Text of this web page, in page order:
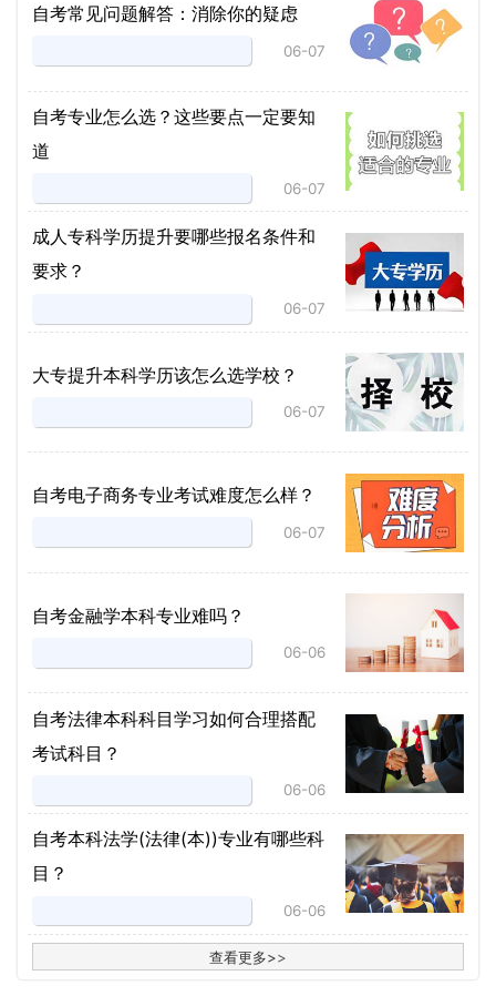
自考常见问题解答：消除你的疑虑
06-07
自考专业怎么选？这些要点一定要知
道
06-07
成人专科学历提升要哪些报名条件和
要求？
06-07
大专提升本科学历该怎么选学校？
06-07
自考电子商务专业考试难度怎么样？
06-07
自考金融学本科专业难吗？
06-06
自考法律本科科目学习如何合理搭配
考试科目？
06-06
​自考本科法学(法律(本))专业有哪些科
目？
06-06
查看更多>>